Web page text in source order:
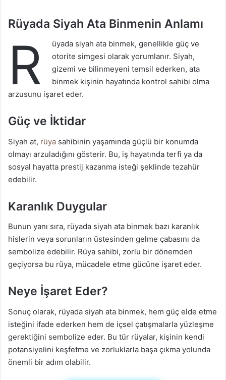
Rüyada Siyah Ata Binmenin Anlamı
R
üyada siyah ata binmek, genellikle güç ve
otorite simgesi olarak yorumlanır. Siyah,
gizemi ve bilinmeyeni temsil ederken, ata
binmek kişinin hayatında kontrol sahibi olma
arzusunu işaret eder.
Güç ve İktidar
Siyah at, rüya sahibinin yaşamında güçlü bir konumda
olmayı arzuladığını gösterir. Bu, iş hayatında terfi ya da
sosyal hayatta prestij kazanma isteği şeklinde tezahür
edebilir.
Karanlık Duygular
Bunun yanı sıra, rüyada siyah ata binmek bazı karanlık
hislerin veya sorunların üstesinden gelme çabasını da
sembolize edebilir. Rüya sahibi, zorlu bir dönemden
geçiyorsa bu rüya, mücadele etme gücüne işaret eder.
Neye İşaret Eder?
Sonuç olarak, rüyada siyah ata binmek, hem güç elde etme
isteğini ifade ederken hem de içsel çatışmalarla yüzleşme
gerektiğini sembolize eder. Bu tür rüyalar, kişinin kendi
potansiyelini keşfetme ve zorluklarla başa çıkma yolunda
önemli bir adım olabilir.